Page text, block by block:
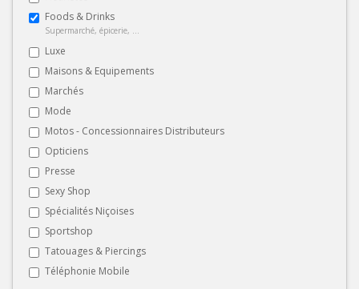
Foods & Drinks
Supermarché, épicerie, ...
Luxe
Maisons & Equipements
Marchés
Mode
Motos - Concessionnaires Distributeurs
Opticiens
Presse
Sexy Shop
Spécialités Niçoises
Sportshop
Tatouages & Piercings
Téléphonie Mobile